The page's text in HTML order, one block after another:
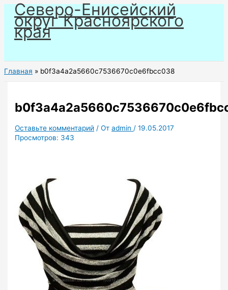
Перейти
содержимому
Северо-Енисейский
округ Красноярского
края
Главная b0f3a4a2a5660c7536670c0e6fbcc038
Оставьте комментарий / Отadmin /19.05.2017
Просмотров: 343